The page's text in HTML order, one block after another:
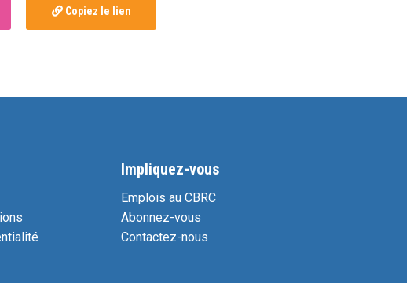
Copiez le lien
Impliquez-vous
Emplois au CBRC
Abonnez-vous
Contactez-nous